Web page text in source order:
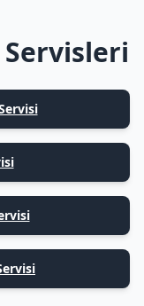
Servisleri